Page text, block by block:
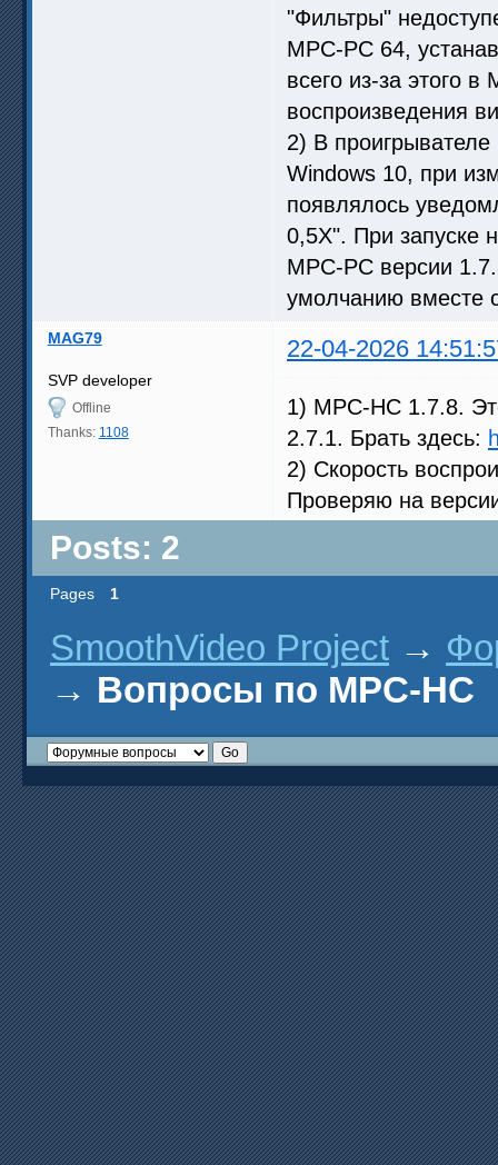
"Фильтры"
МРС-РС 64,
всего из-за этого
воспроизведения
2) В
Windows 10, при
появлялось
0,5X". При запуске
МРС-РС версии
умолчанию вместе
MAG79 22-04-2026
SVP developer
Offline
Thanks: 1108
1) MPC-HC 1.7.8.
2.7.1. Брать здесь:
2) Скорость
Проверяю на
Posts: 2
Pages 1
SmoothVideo Project →
→ Вопросы по MPC-HC